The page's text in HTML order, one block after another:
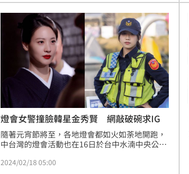
說「戀愛現場被抓包」，且因為事情碰巧發生在
團體出道4周年的時候發生，讓Soodam緊急出
面致歉。宋亭誼報導
燈會女警撞臉韓星金秀賢 網敲破碗求IG
隨著元宵節將至，各地燈會都如火如荼地開跑，
中台灣的燈會活動也在16日於台中水湳中央公園
警力在現場維持秩序，台中市警局臉書粉專不僅
2024/02/18 05:00